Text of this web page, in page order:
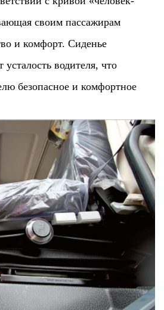
своим пассажирам
и комфорт. Сиденье
водителя, что
безопасное и комфортное